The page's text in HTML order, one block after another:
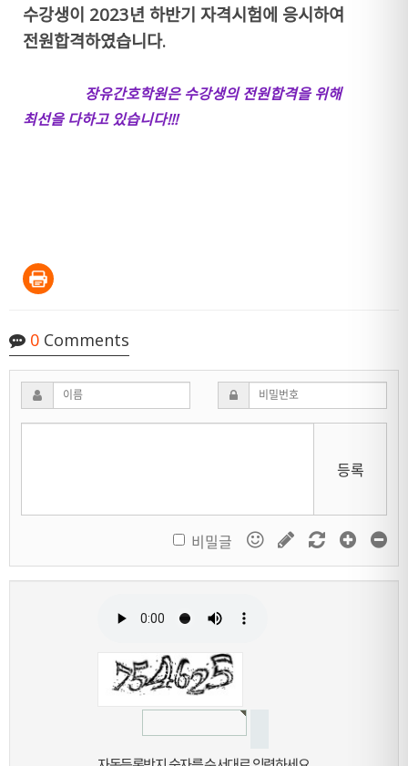
수강생이 2023년 하반기 자격시험에 응시하여
전원합격하였습니다.
장유간호학원은 수강생의 전원합격을 위해
최선을 다하고 있습니다!!!
0 Comments
등록
비밀글